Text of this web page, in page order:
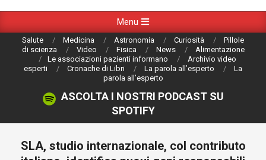
Navigation
Menu
Salute Medicina Astronomia Curiosità
Pillole
di scienza
Video Fisica News
Alimentazione
Le associazioni pazienti informano
Archivio video
esperti
Cronache di Libri La parola all’esperto
La
parola all’esperto
ASCOLTA I NOSTRI PODCAST SU
SPOTIFY
SLA, studio internazionale, col contributo